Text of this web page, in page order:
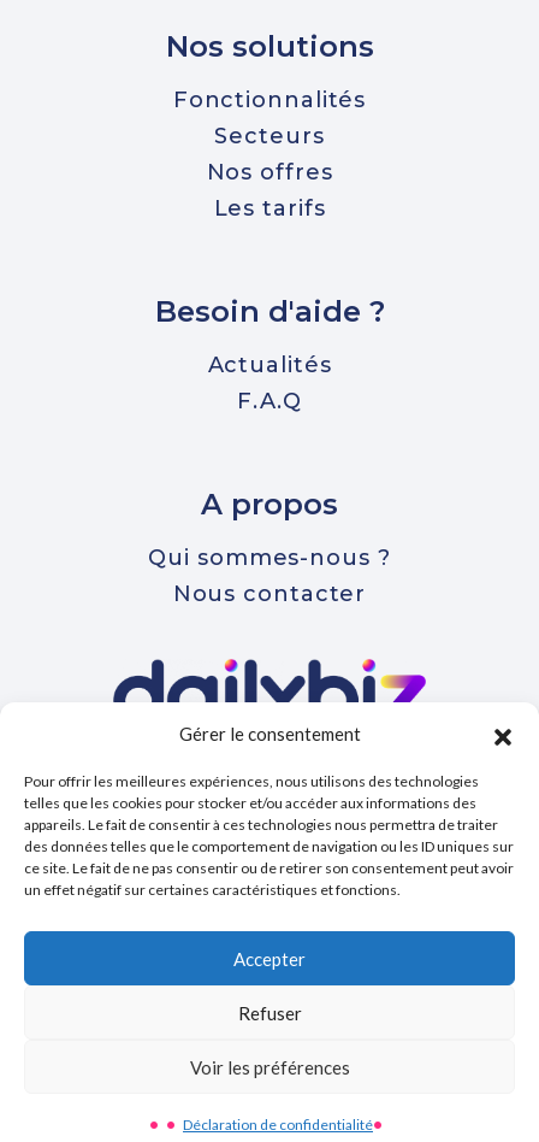
Gérer le consentement
Pour offrir les meilleures expériences, nous utilisons des technologies
telles que les cookies pour stocker et/ou accéder aux informations des
appareils. Le fait de consentir à ces technologies nous permettra de traiter
des données telles que le comportement de navigation ou les ID uniques sur
ce site. Le fait de ne pas consentir ou de retirer son consentement peut avoir
un effet négatif sur certaines caractéristiques et fonctions.
Accepter
Refuser
Voir les préférences
Déclaration de confidentialité
l’entreprise de la prospection à la
comptabilité.
Nos solutions
Fonctionnalités
Secteurs
Nos offres
Les tarifs
Besoin d'aide ?
Actualités
F.A.Q
A propos
Qui sommes-nous ?
Nous contacter
MENTIONS LÉGALES
CONFIDENTIALITÉ